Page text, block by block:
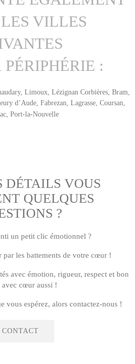
VILLES
:
Limoux, Lézignan Corbières, Bram,
d’Aude, Fabrezan, Lagrasse, Coursan,
Port-la-Nouvelle
DÉTAILS VOUS
QUELQUES
?
un petit clic émotionnel ?
par les battements de votre cœur !
avec émotion, rigueur, respect et bon
avec cœur aussi !
vous espérez, alors contactez-nous !
CONTACT